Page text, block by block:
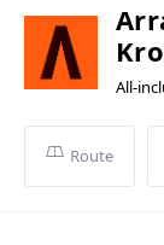
All-
Route